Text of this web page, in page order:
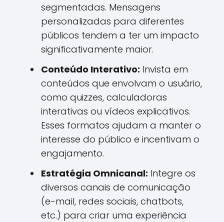
segmentadas. Mensagens
personalizadas para diferentes
públicos tendem a ter um impacto
significativamente maior.
Conteúdo Interativo: Invista em
conteúdos que envolvam o usuário,
como quizzes, calculadoras
interativas ou vídeos explicativos.
Esses formatos ajudam a manter o
interesse do público e incentivam o
engajamento.
Estratégia Omnicanal: Integre os
diversos canais de comunicação
(e-mail, redes sociais, chatbots,
etc.) para criar uma experiência